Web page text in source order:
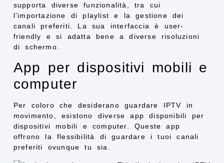
supporta diverse funzionalità, tra cui
l’importazione di playlist e la gestione dei
canali preferiti. La sua interfaccia è user-
friendly e si adatta bene a diverse risoluzioni
di schermo.
App per dispositivi mobili e
computer
Per coloro che desiderano guardare IPTV in
movimento, esistono diverse app disponibili per
dispositivi mobili e computer. Queste app
offrono la flessibilità di guardare i tuoi canali
preferiti ovunque tu sia.